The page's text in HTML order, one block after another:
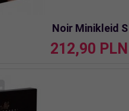
Noir Minikleid S
212,90 PLN